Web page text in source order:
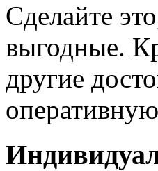
Сделайте
выгодные.
другие